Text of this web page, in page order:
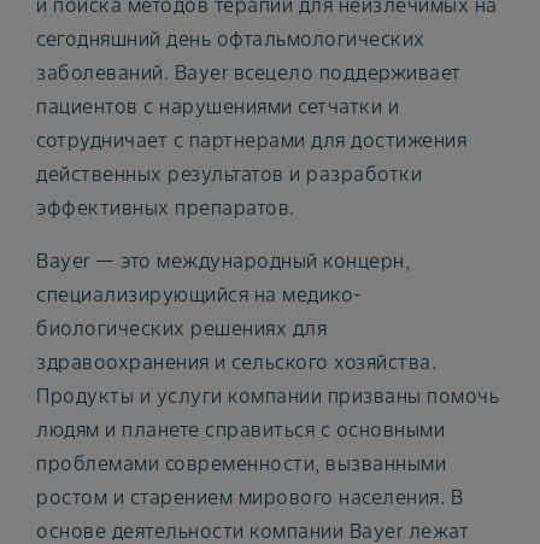
сегодняшний день офтальмологических
заболеваний. Bayer всецело поддерживает
пациентов с нарушениями сетчатки и
сотрудничает с партнерами для достижения
действенных результатов и разработки
эффективных препаратов.
Bayer — это международный концерн,
специализирующийся на медико-
биологических решениях для
здравоохранения и сельского хозяйства.
Продукты и услуги компании призваны помочь
людям и планете справиться с основными
проблемами современности, вызванными
ростом и старением мирового населения. В
основе деятельности компании Bayer лежат